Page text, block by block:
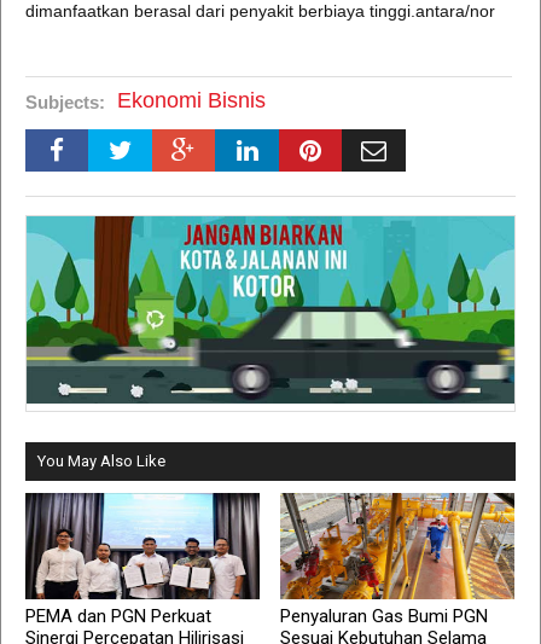
dimanfaatkan berasal dari penyakit berbiaya tinggi.antara/nor
Subjects: Ekonomi Bisnis
You May Also Like
PEMA dan PGN Perkuat
Sinergi Percepatan Hilirisasi
Penyaluran Gas Bumi PGN
Sesuai Kebutuhan Selama